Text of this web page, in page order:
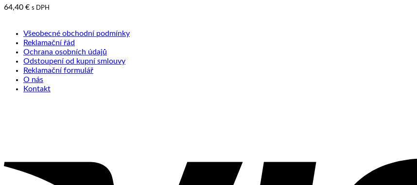
64,40 € s DPH
Všeobecné obchodní podmínky
Reklamační řád
Ochrana osobních údajů
Odstoupení od kupní smlouvy
Reklamační formulář
O nás
Kontakt